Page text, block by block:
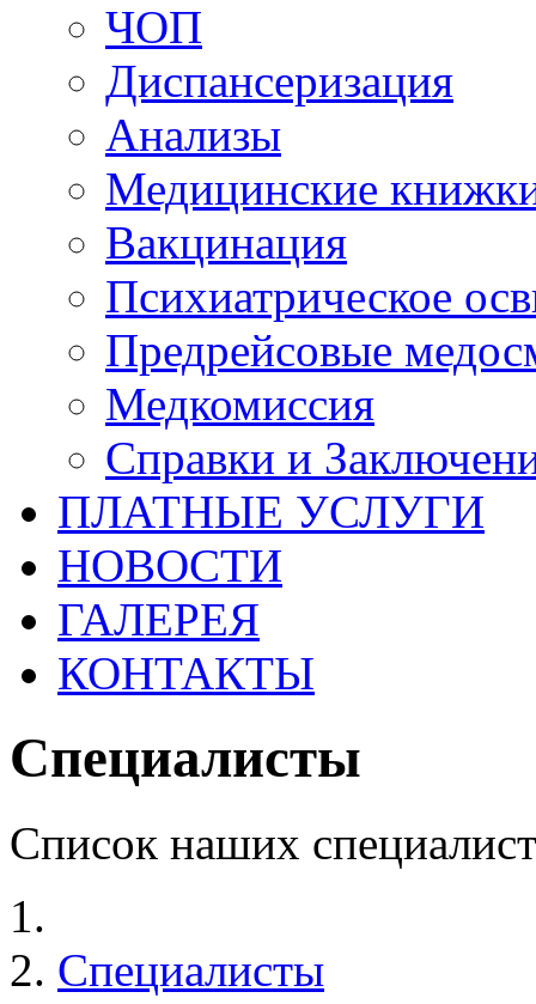
ЧОП
Диспансеризация
Анализы
Медицинские
Вакцинация
Психиатрическое
Предрейсовые
Медкомиссия
Справки и
ПЛАТНЫЕ УСЛУГИ
НОВОСТИ
ГАЛЕРЕЯ
КОНТАКТЫ
Специалисты
Список наших
Специалисты